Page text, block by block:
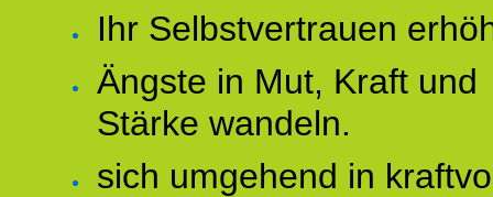
Ihr Selbstvertrauen
Ängste in Mut, Kraft und
Stärke wandeln.
sich umgehend in